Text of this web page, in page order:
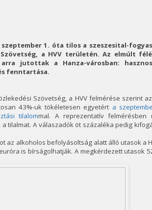
1. óta tilos a szeszesital-
Szövetség, a HVV területén. Az elmúlt
arra jutottak a Hanza-városban:
fenntartása.
Szövetség, a HVV felmérése szerint
43%-uk tökéletesen egyetért a
tilalommal. A reprezentatív felmérésben
a tilalmat. A válaszadók öt százaléka pedig
az alkoholos befolyásoltság alatt álló utasok a
is bírságolhatják. A megkérdezett utasok